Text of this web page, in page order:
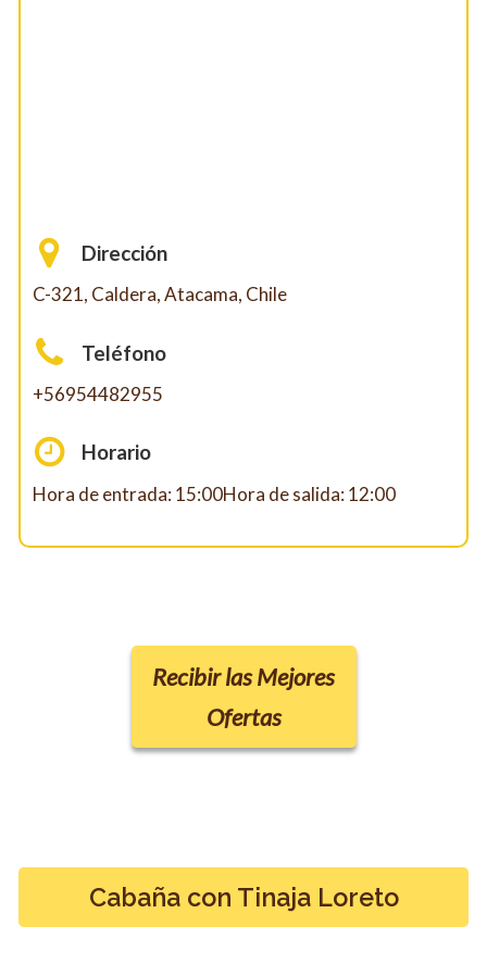
Dirección
C-321, Caldera, Atacama, Chile
Teléfono
+56954482955
Horario
Hora de entrada: 15:00Hora de salida: 12:00
Recibir las Mejores
Ofertas
Cabaña con Tinaja Loreto